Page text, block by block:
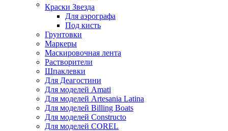
Краски Звезда
Для аэрографа
Под кисть
Грунтовки
Маркеры
Маскировочная лента
Растворители
Шпаклевки
Для Деагостини
Для моделей Amati
Для моделей Artesania Latina
Для моделей Billing Boats
Для моделей Constructo
Для моделей COREL